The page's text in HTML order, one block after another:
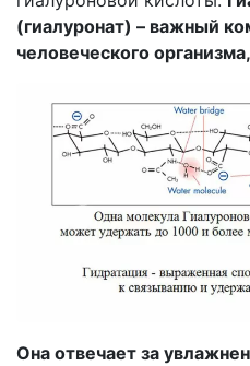
(гиалуронат) – важный
человеческого организма,
Она отвечает за